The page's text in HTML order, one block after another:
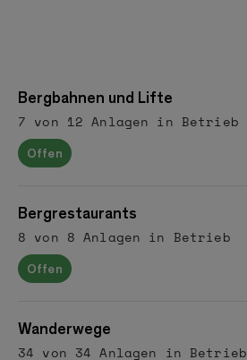
Bergbahnen und Lifte
7 von 12 Anlagen in Betrieb
Offen
Bergrestaurants
8 von 8 Anlagen in Betrieb
Offen
Wanderwege
34 von 34 Anlagen in Betrieb